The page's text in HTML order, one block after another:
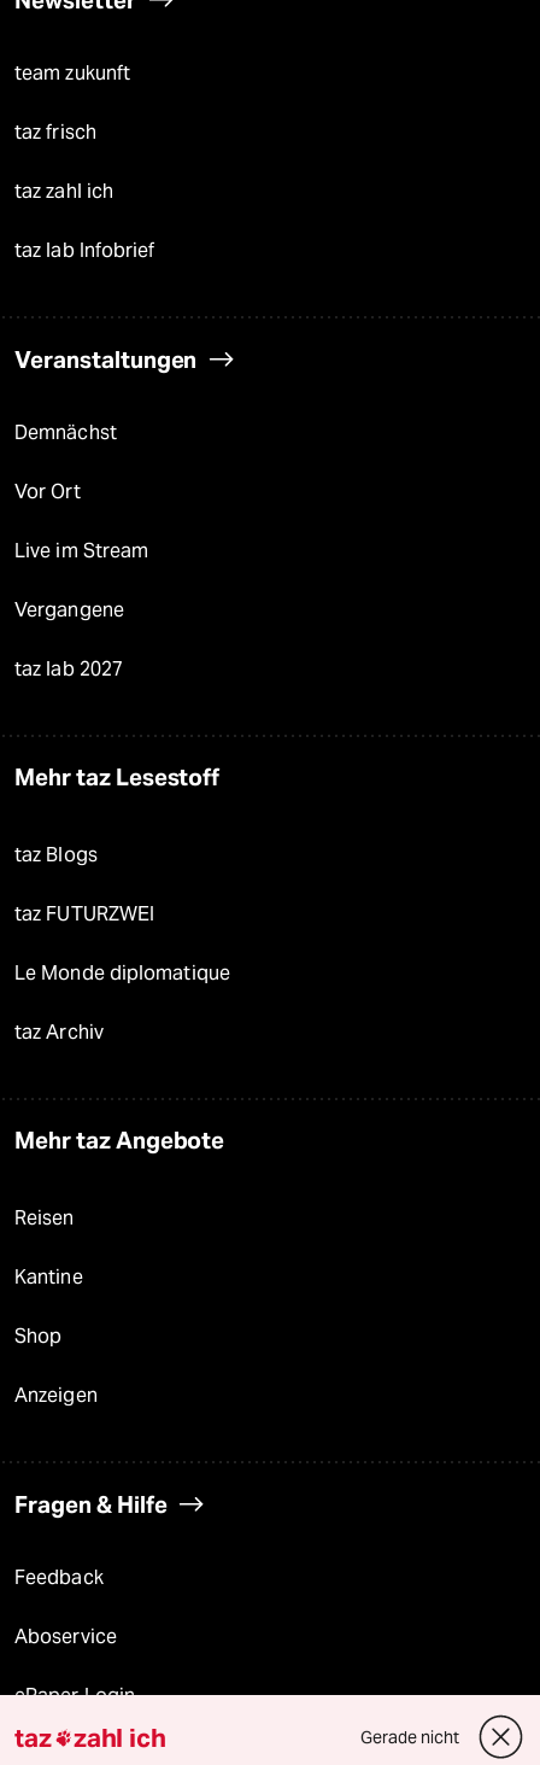
team zukunft
taz frisch
taz zahl ich
taz lab Infobrief
Veranstaltungen
Demnächst
Vor Ort
Live im Stream
Vergangene
taz lab 2027
Mehr taz Lesestoff
taz Blogs
taz FUTURZWEI
Le Monde diplomatique
taz Archiv
Mehr taz Angebote
Reisen
Kantine
Shop
Anzeigen
Fragen & Hilfe
Feedback
Aboservice
ePaper Login
Downloads für Abonnierende
taz zahl ich Gerade nicht